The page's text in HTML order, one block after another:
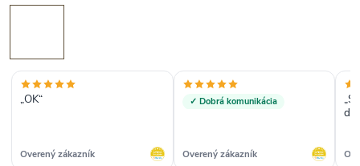
„OK“
Overený zákazník
✓ Dobrá komunikácia
Overený zákazník